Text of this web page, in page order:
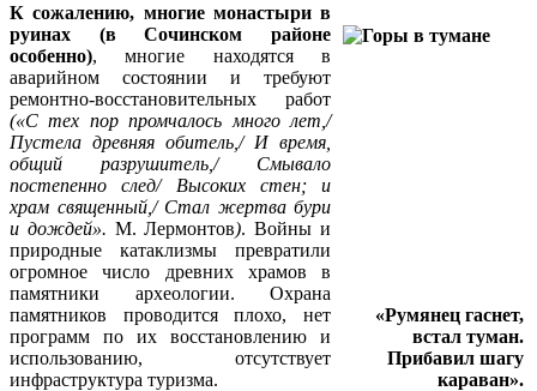
«Румянец гаснет,
встал туман.
Прибавил шагу
караван».
К сожалению, многие монастыри в
руинах (в Сочинском районе
особенно), многие находятся в
аварийном состоянии и требуют
ремонтно-восстановительных работ
(«С тех пор промчалось много лет,/
Пустела древняя обитель,/ И время,
общий разрушитель,/ Смывало
постепенно след/ Высоких стен; и
храм священный,/ Стал жертва бури
и дождей». М. Лермонтов). Войны и
природные катаклизмы превратили
огромное число древних храмов в
памятники археологии. Охрана
памятников проводится плохо, нет
программ по их восстановлению и
использованию, отсутствует
инфраструктура туризма.